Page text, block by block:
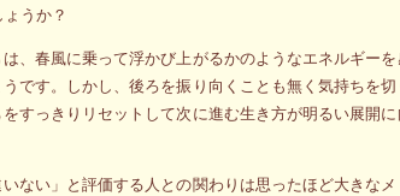
うか？
春風に乗って浮かび上がるかのようなエネルギー
です。しかし、後ろを振り向くことも無く気持ちを
すっきりリセットして次に進む生き方が明るい展開
ない」と評価する人との関わりは思ったほど大きな